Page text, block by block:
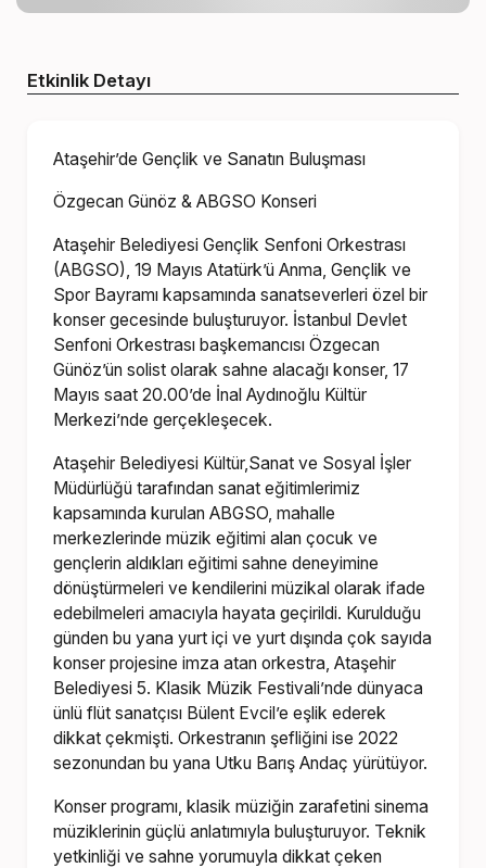
Etkinlik Detayı
Ataşehir’de Gençlik ve Sanatın Buluşması
Özgecan Günöz & ABGSO Konseri
Ataşehir Belediyesi Gençlik Senfoni Orkestrası
(ABGSO), 19 Mayıs Atatürk’ü Anma, Gençlik ve
Spor Bayramı kapsamında sanatseverleri özel bir
konser gecesinde buluşturuyor. İstanbul Devlet
Senfoni Orkestrası başkemancısı Özgecan
Günöz’ün solist olarak sahne alacağı konser, 17
Mayıs saat 20.00’de İnal Aydınoğlu Kültür
Merkezi’nde gerçekleşecek.
Ataşehir Belediyesi Kültür,Sanat ve Sosyal İşler
Müdürlüğü tarafından sanat eğitimlerimiz
kapsamında kurulan ABGSO, mahalle
merkezlerinde müzik eğitimi alan çocuk ve
gençlerin aldıkları eğitimi sahne deneyimine
dönüştürmeleri ve kendilerini müzikal olarak ifade
edebilmeleri amacıyla hayata geçirildi. Kurulduğu
günden bu yana yurt içi ve yurt dışında çok sayıda
konser projesine imza atan orkestra, Ataşehir
Belediyesi 5. Klasik Müzik Festivali’nde dünyaca
ünlü flüt sanatçısı Bülent Evcil’e eşlik ederek
dikkat çekmişti. Orkestranın şefliğini ise 2022
sezonundan bu yana Utku Barış Andaç yürütüyor.
Konser programı, klasik müziğin zarafetini sinema
müziklerinin güçlü anlatımıyla buluşturuyor. Teknik
yetkinliği ve sahne yorumuyla dikkat çeken